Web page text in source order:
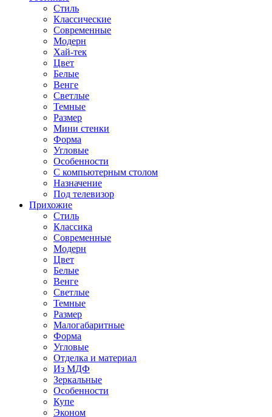
Стиль
Классические
Современные
Модерн
Хай-тек
Цвет
Белые
Венге
Светлые
Темные
Размер
Мини стенки
Форма
Угловые
Особенности
С компьютерным столом
Назначение
Под телевизор
Прихожие
Стиль
Классика
Современные
Модерн
Цвет
Белые
Венге
Светлые
Темные
Размер
Малогабаритные
Форма
Угловые
Отделка и материал
Из МДФ
Зеркальные
Особенности
Купе
Эконом